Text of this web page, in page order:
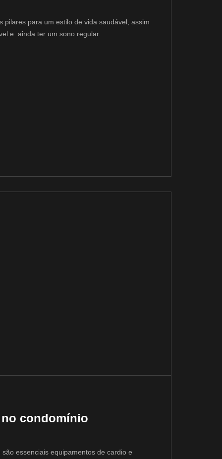
pilares para um estilo de vida saudável, assim
e ainda ter um sono regular.
condomínio
essenciais equipamentos de cardio e